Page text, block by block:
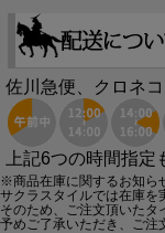
佐川急便、クロネ
上記6つの時間指定
※商品在庫に関するお知ら
サクラスタイルでは在庫を
そのため、ご注文頂いたタ
予めご了承いただき、ご注